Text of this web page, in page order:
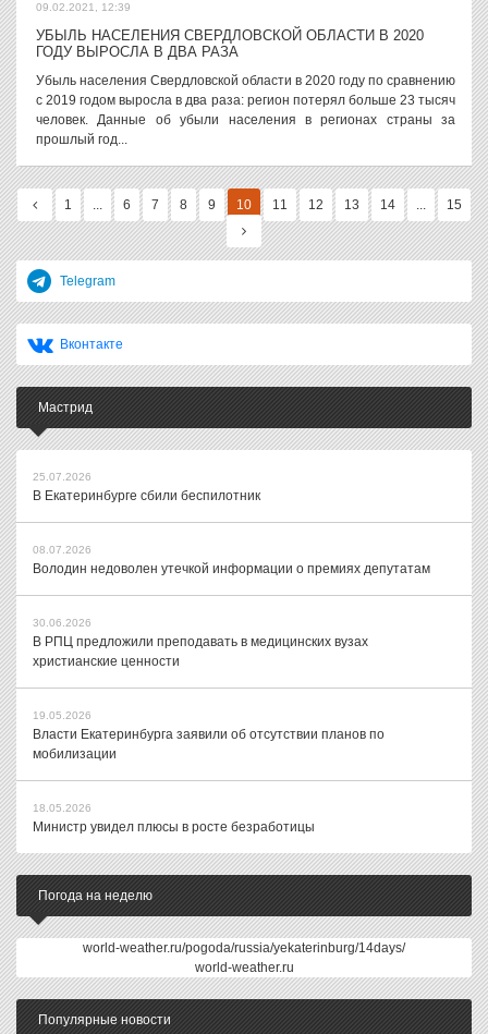
09.02.2021, 12:39
УБЫЛЬ НАСЕЛЕНИЯ СВЕРДЛОВСКОЙ ОБЛАСТИ В 2020
ГОДУ ВЫРОСЛА В ДВА РАЗА
Убыль населения Свердловской области в 2020 году по сравнению
с 2019 годом выросла в два раза: регион потерял больше 23 тысяч
человек. Данные об убыли населения в регионах страны за
прошлый год...
1 ... 6 7 8 9 10 11 12 13 14 ... 15
Telegram
Вконтакте
Мастрид
25.07.2026
В Екатеринбурге сбили беспилотник
08.07.2026
Володин недоволен утечкой информации о премиях депутатам
30.06.2026
В РПЦ предложили преподавать в медицинских вузах
христианские ценности
19.05.2026
Власти Екатеринбурга заявили об отсутствии планов по
мобилизации
18.05.2026
Министр увидел плюсы в росте безработицы
Погода на неделю
world-weather.ru/pogoda/russia/yekaterinburg/14days/
world-weather.ru
Популярные новости